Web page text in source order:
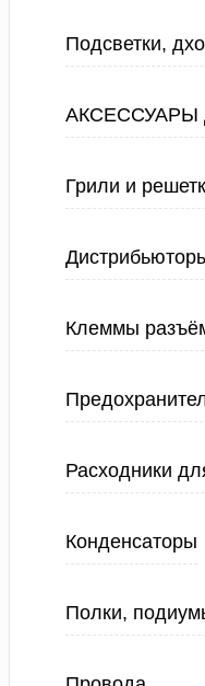
Подсветки,
АКСЕССУАРЫ
Грили и
Клеммы
Расходники
Конденсаторы
Полки,